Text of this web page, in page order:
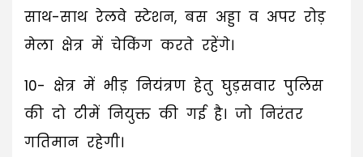
साथ-साथ रेलवे स्टेशन, बस अड्डा व अपर रोड़
मेला क्षेत्र में चेकिंग करते रहेंगे।
10- क्षेत्र में भीड़ नियंत्रण हेतु घुड़सवार पुलिस
की दो टीमें नियुक्त की गई है। जो निरंतर
गतिमान रहेगी।